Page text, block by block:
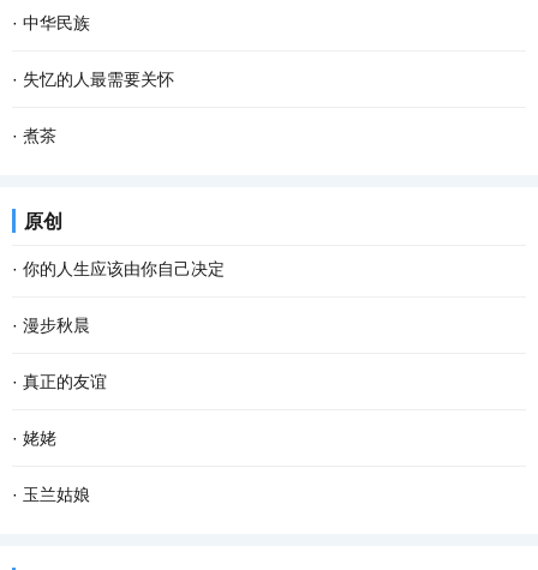
朗的天气，从瓦罐里翻出储藏一冬的南瓜种子，晒一晒，浸点水，随
手种进松软的泥土里。南瓜野性、皮实，对土壤...
“疾风怒雨，禽鸟戚戚；霁日光风，草木欣欣。可见天地不可一日无和
气，人心不可一日无喜神。”纵观大千世界，放眼芸芸众生，每遭天灾
人祸之事，每逢生命攸关之际，每遇窘境困...
· 中华民族
一个庞大的民族 一条曲折的路 起起伏伏 风雨如注 始终屹立在高处 亲
和的舞 敌对的舞 周天的舞 在明与暗中循环 走出了抗击一片 爱与恨是
· 失忆的人最需要关怀
失忆的感觉你能体会到吗？ ——体会不到。 当你失忆的时候你又能体
· 煮茶
原创
· 你的人生应该由你自己决定
看过一段话：“这个世界，没有任何一条规定，要你必须温柔开朗，要
你必须善解人意。你就做你自己，奇怪一点也不要紧，做得不是很好
也不要紧。因为做自己这件事，不会有人比你...
· 漫步秋晨
清早，薄雾浓云，东方的天空仍有一抹儿亮色，远远的路灯像点点闪
烁的疏星，马路像是一条霓虹般的隧道，朦胧而幽深，微风吹来，空
气还是那般清凉甜爽。此时已经有紧张晨扫的人...
· 真正的友谊
数学老师为了激发我们的学习兴趣，开发我们的智力，让每个同学买
了一个华容道。同学们都爱不释手，一下课就苦心钻研怎样才能让曹
· 姥姥
我姥姥出生在上个世纪战火纷飞的年代，一生养育了8位子女。她一生
· 玉兰姑娘